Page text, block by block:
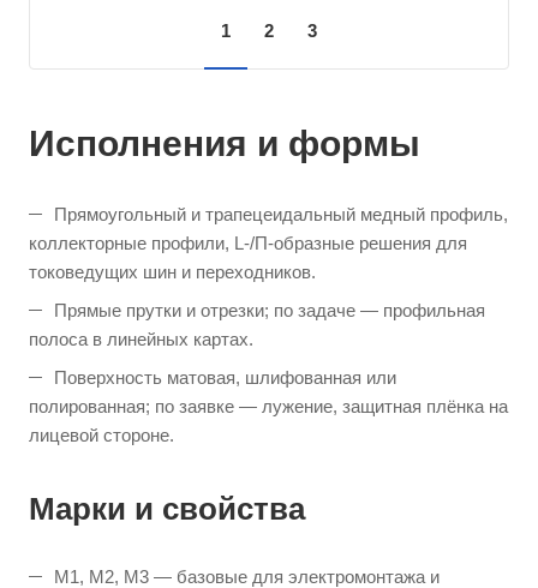
1 2 3
Исполнения и формы
Прямоугольный и трапецеидальный медный профиль,
коллекторные профили, L-/П-образные решения для
токоведущих шин и переходников.
Прямые прутки и отрезки; по задаче — профильная
полоса в линейных картах.
Поверхность матовая, шлифованная или
полированная; по заявке — лужение, защитная плёнка на
лицевой стороне.
Марки и свойства
M1, M2, M3 — базовые для электромонтажа и